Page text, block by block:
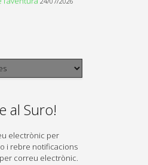
al Suro!
electrònic per
i rebre notificacions
correu electrònic.